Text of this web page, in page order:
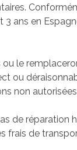
ans en
le
non
de
de